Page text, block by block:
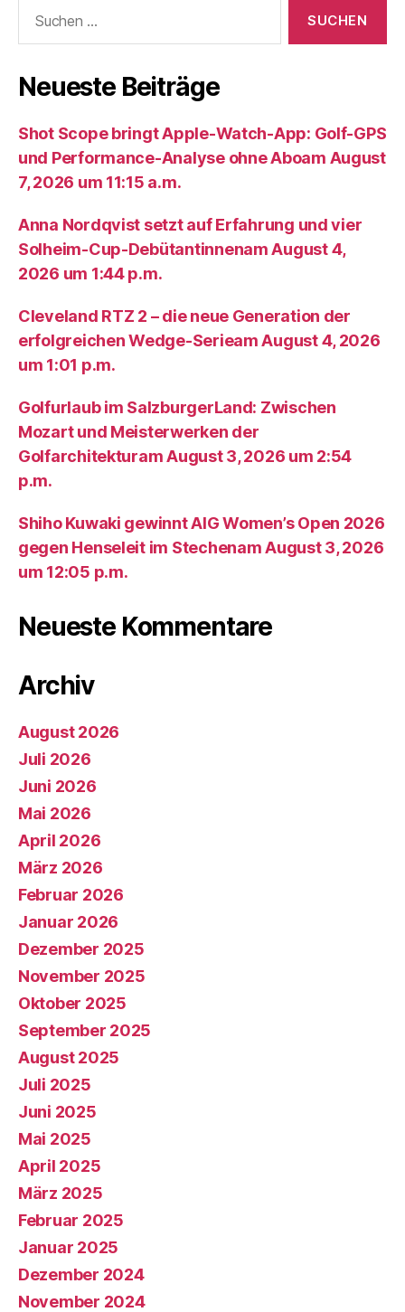
nach:
Neueste Beiträge
Shot Scope bringt Apple-Watch-App: Golf-GPS
und Performance-Analyse ohne Aboam August
7, 2026 um 11:15 a.m.
Anna Nordqvist setzt auf Erfahrung und vier
Solheim-Cup-Debütantinnenam August 4,
2026 um 1:44 p.m.
Cleveland RTZ 2 – die neue Generation der
erfolgreichen Wedge-Serieam August 4, 2026
um 1:01 p.m.
Golfurlaub im SalzburgerLand: Zwischen
Mozart und Meisterwerken der
Golfarchitekturam August 3, 2026 um 2:54
p.m.
Shiho Kuwaki gewinnt AIG Women’s Open 2026
gegen Henseleit im Stechenam August 3, 2026
um 12:05 p.m.
Neueste Kommentare
Archiv
August 2026
Juli 2026
Juni 2026
Mai 2026
April 2026
März 2026
Februar 2026
Januar 2026
Dezember 2025
November 2025
Oktober 2025
September 2025
August 2025
Juli 2025
Juni 2025
Mai 2025
April 2025
März 2025
Februar 2025
Januar 2025
Dezember 2024
November 2024